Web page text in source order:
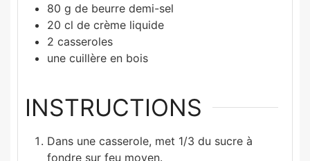
80 g de beurre demi-sel
20 cl de crème liquide
2 casseroles
une cuillère en bois
INSTRUCTIONS
Dans une casserole, met 1/3 du sucre à
fondre sur feu moyen.